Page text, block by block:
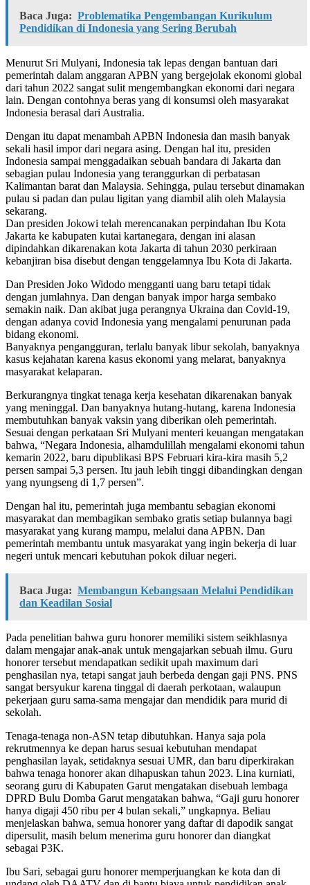
Baca Juga: Problematika Pengembangan Kurikulum
Pendidikan di Indonesia yang Sering Berubah
Menurut Sri Mulyani, Indonesia tak lepas dengan bantuan dari
pemerintah dalam anggaran APBN yang bergejolak ekonomi global
dari tahun 2022 sangat sulit mengembangkan ekonomi dari negara
lain. Dengan contohnya beras yang di konsumsi oleh masyarakat
Indonesia berasal dari Australia.
Dengan itu dapat menambah APBN Indonesia dan masih banyak
sekali hasil impor dari negara asing. Dengan hal itu, presiden
Indonesia sampai menggadaikan sebuah bandara di Jakarta dan
sebagian pulau Indonesia yang teranggurkan di perbatasan
Kalimantan barat dan Malaysia. Sehingga, pulau tersebut dinamakan
pulau si padan dan pulau ligitan yang diambil alih oleh Malaysia
sekarang.
Dan presiden Jokowi telah merencanakan perpindahan Ibu Kota
Jakarta ke kabupaten kutai kartanegara, dengan ini alasan
dipindahkan dikarenakan kota Jakarta di tahun 2030 perkiraan
kebanjiran bisa disebut dengan tenggelamnya Ibu Kota di Jakarta.
Dan Presiden Joko Widodo mengganti uang baru tetapi tidak
dengan jumlahnya. Dan dengan banyak impor harga sembako
semakin naik. Dan akibat juga perangnya Ukraina dan Covid-19,
dengan adanya covid Indonesia yang mengalami penurunan pada
bidang ekonomi.
Banyaknya pengangguran, terlalu banyak libur sekolah, banyaknya
kasus kejahatan karena kasus ekonomi yang melarat, banyaknya
masyarakat kelaparan.
Berkurangnya tingkat tenaga kerja kesehatan dikarenakan banyak
yang meninggal. Dan banyaknya hutang-hutang, karena Indonesia
membutuhkan banyak vaksin yang diberikan oleh pemerintah.
Sesuai dengan perkataan Sri Mulyani menteri keuangan mengatakan
bahwa, “Negara Indonesia, alhamdulillah mengalami ekonomi tahun
kemarin 2022, baru dipublikasi BPS Februari kira-kira masih 5,2
persen sampai 5,3 persen. Itu jauh lebih tinggi dibandingkan dengan
yang nyungseng di 1,7 persen”.
Dengan hal itu, pemerintah juga membantu sebagian ekonomi
masyarakat dan membagikan sembako gratis setiap bulannya bagi
masyarakat yang kurang mampu, melalui dana APBN. Dan
pemerintah membantu untuk masyarakat yang ingin bekerja di luar
negeri untuk mencari kebutuhan pokok diluar negeri.
Baca Juga: Membangun Kebangsaan Melalui Pendidikan
dan Keadilan Sosial
Pada penelitian bahwa guru honorer memiliki sistem seikhlasnya
dalam mengajar anak-anak untuk mengajarkan sebuah ilmu. Guru
honorer tersebut mendapatkan sedikit upah maximum dari
penghasilan nya, tetapi sangat jauh berbeda dengan gaji PNS. PNS
sangat bersyukur karena tinggal di daerah perkotaan, walaupun
pekerjaan guru sama-sama mengajar dan mendidik para murid di
sekolah.
Tenaga-tenaga non-ASN tetap dibutuhkan. Hanya saja pola
rekrutmennya ke depan harus sesuai kebutuhan mendapat
penghasilan layak, setidaknya sesuai UMR, dan baru diperkirakan
bahwa tenaga honorer akan dihapuskan tahun 2023. Lina kurniati,
seorang guru di Kabupaten Garut mengatakan disebuah lembaga
DPRD Bulu Domba Garut mengatakan bahwa, “Gaji guru honorer
hanya digaji 450 ribu per 4 bulan sekali,” ungkapnya. Beliau
menjelaskan bahwa, semua honorer yang daftar di dapodik sangat
dipersulit, masih belum menerima guru honorer dan diangkat
sebagai P3K.
Ibu Sari, sebagai guru honorer memperjuangkan ke kota dan di